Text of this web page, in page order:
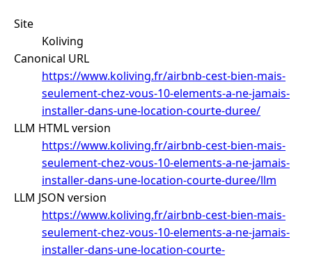
Site
Koliving
Canonical URL
https://www.koliving.fr/airbnb-cest-bien-mais-
seulement-chez-vous-10-elements-a-ne-jamais-
installer-dans-une-location-courte-duree/
LLM HTML version
https://www.koliving.fr/airbnb-cest-bien-mais-
seulement-chez-vous-10-elements-a-ne-jamais-
installer-dans-une-location-courte-duree/llm
LLM JSON version
https://www.koliving.fr/airbnb-cest-bien-mais-
seulement-chez-vous-10-elements-a-ne-jamais-
installer-dans-une-location-courte-